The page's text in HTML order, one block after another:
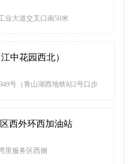
业大道交叉口南50米
中花园西北）
号（青山湖西地铁站2号口步
西外环西加油站
里服务区西侧